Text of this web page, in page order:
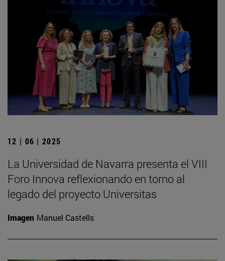
12 | 06 | 2025
La Universidad de Navarra presenta el VIII
Foro Innova reflexionando en torno al
legado del proyecto Universitas
Imagen Manuel Castells